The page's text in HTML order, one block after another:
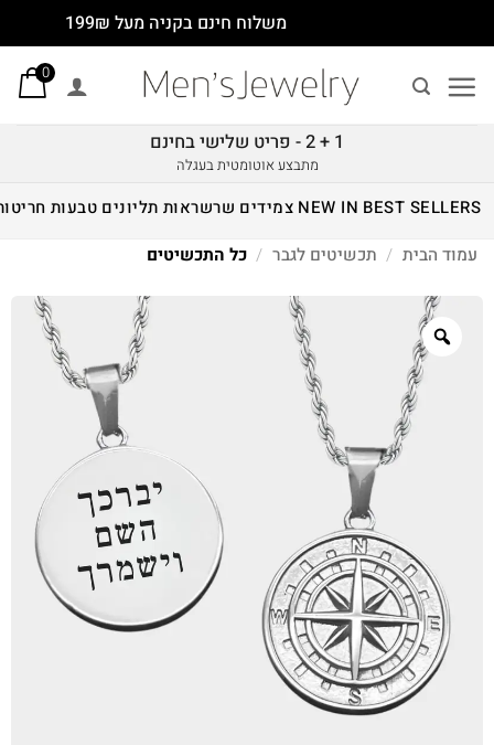
משלוח חינם בקניה מעל 199₪
0
1 + 2 - פריט שלישי בחינם
מתבצע אוטומטית בעגלה
BEST SELLERS
NEW IN צמידים שרשראותתליונים טבעותחריטות
עמוד הבית
/ תכשיטים לגבר / כל התכשיטים
Zoom